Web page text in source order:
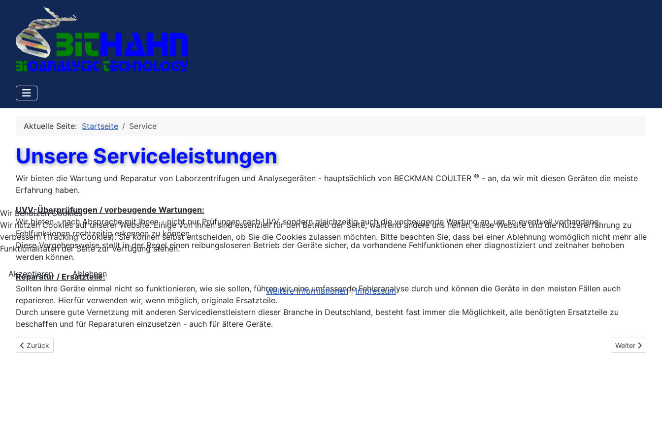
Aktuelle Seite: Startseite Service
Unsere Serviceleistungen
Wir bieten die Wartung und Reparatur von Laborzentrifugen und Analysegeräten - hauptsächlich von BECKMAN COULTER © - an, da wir mit diesen Geräten die meiste
Erfahrung haben.
UVV-Überprüfungen / vorbeugende Wartungen:
Wir bieten - nach Absprache mit Ihnen - nicht nur Prüfungen nach UVV, sondern gleichzeitig auch die vorbeugende Wartung an, um so eventuell vorhandene
Fehlfunktionen rechtzeitig erkennen zu können.
Diese Vorgehensweise stellt in der Regel einen reibungsloseren Betrieb der Geräte sicher, da vorhandene Fehlfunktionen eher diagnostiziert und zeitnaher behoben
werden können.
Reparatur / Ersatzteile:
Sollten Ihre Geräte einmal nicht so funktionieren, wie sie sollen, führen wir eine umfassende Fehleranalyse durch und können die Geräte in den meisten Fällen auch
reparieren. Hierfür verwenden wir, wenn möglich, originale Ersatzteile.
Durch unsere gute Vernetzung mit anderen Servicedienstleistern dieser Branche in Deutschland, besteht fast immer die Möglichkeit, alle benötigten Ersatzteile zu
beschaffen und für Reparaturen einzusetzen - auch für ältere Geräte.
Vorheriger Beitrag: Kontakt
Zurück Nächster
Weiter
Wir benutzen Cookies
Wir nutzen Cookies auf unserer Website. Einige von ihnen sind essenziell für den Betrieb der Seite, während andere uns helfen, diese Website und die Nutzererfahrung zu
verbessern (Tracking Cookies). Sie können selbst entscheiden, ob Sie die Cookies zulassen möchten. Bitte beachten Sie, dass bei einer Ablehnung womöglich nicht mehr alle
Funktionalitäten der Seite zur Verfügung stehen.
Akzeptieren
Ablehnen
Weitere Informationen|Impressum